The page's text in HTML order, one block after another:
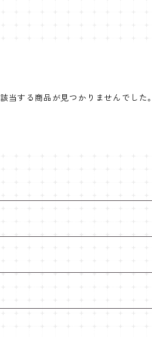
該当する商品が見つかりませんでした。